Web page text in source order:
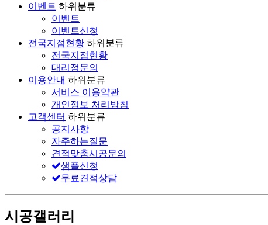
이벤트 하위분류
이벤트
이벤트신청
전국지점현황 하위분류
전국지점현황
대리점문의
이용안내 하위분류
서비스 이용약관
개인정보 처리방침
고객센터 하위분류
공지사항
자주하는질문
견적맞춤시공문의
샘플신청
무료견적상담
시공갤러리